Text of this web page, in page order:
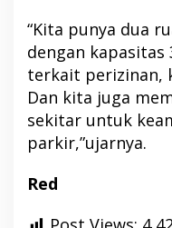
“Kita punya dua
dengan kapasitas
terkait perizinan,
Dan kita juga
sekitar untuk
parkir,”ujarnya.
Red